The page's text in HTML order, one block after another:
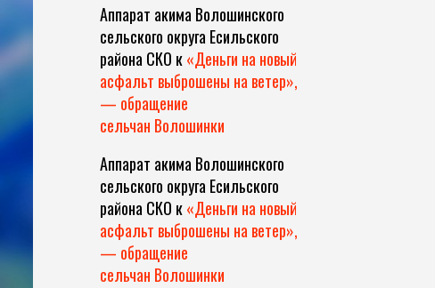
Аппарат акима Волошинского
сельского округа Есильского
района СКО к«Деньги на новый
асфальт выброшены на ветер»,
— обращение
сельчан Волошинки
Аппарат акима Волошинского
сельского округа Есильского
района СКО к«Деньги на новый
асфальт выброшены на ветер»,
— обращение
сельчан Волошинки